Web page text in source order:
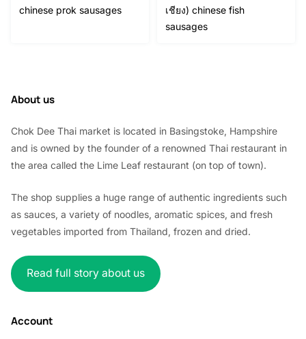
chinese prok sausages
เชียง) chinese fish
sausages
About us
Chok Dee Thai market is located in Basingstoke, Hampshire
and is owned by the founder of a renowned Thai restaurant in
the area called the Lime Leaf restaurant (on top of town).
The shop supplies a huge range of authentic ingredients such
as sauces, a variety of noodles, aromatic spices, and fresh
vegetables imported from Thailand, frozen and dried.
Read full story about us
Account